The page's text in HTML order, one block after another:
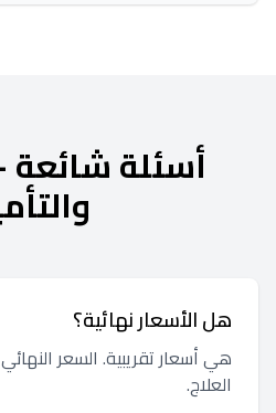
أسئلة
هل الأسعار نهائية؟
هي أسعار تقريبية. السعر
العلاج.